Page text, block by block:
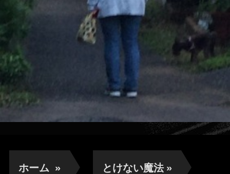
ホーム » とけない魔法 »